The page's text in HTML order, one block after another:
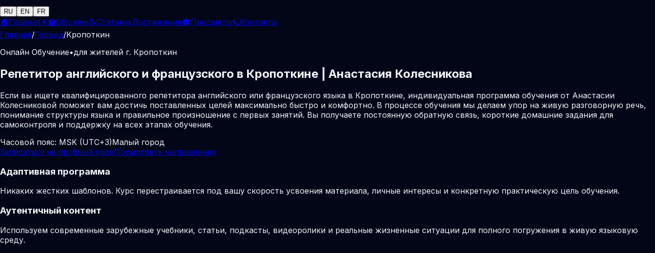
RU EN FR
🏠Главная 👩‍🏫Обо мне📝Статьи📜Достижения🎓Предметы📞Контакты
Главная/Города/Кропоткин
Онлайн Обучение•для жителей г. Кропоткин
Репетитор английского и французского в Кропоткине | Анастасия Колесникова
Если вы ищете квалифицированного репетитора английского или французского языка в Кропоткине, индивидуальная программа обучения от Анастасии
Колесниковой поможет вам достичь поставленных целей максимально быстро и комфортно. В процессе обучения мы делаем упор на живую разговорную речь,
понимание структуры языка и правильное произношение с первых занятий. Вы получаете постоянную обратную связь, короткие домашние задания для
самоконтроля и поддержку на всех этапах обучения.
Часовой пояс: MSK (UTC+3)Малый город
Записаться на пробный урокПосмотреть направления
Адаптивная программа
Никаких жестких шаблонов. Курс перестраивается под вашу скорость усвоения материала, личные интересы и конкретную практическую цель обучения.
Аутентичный контент
Используем современные зарубежные учебники, статьи, подкасты, видеоролики и реальные жизненные ситуации для полного погружения в живую языковую
среду.